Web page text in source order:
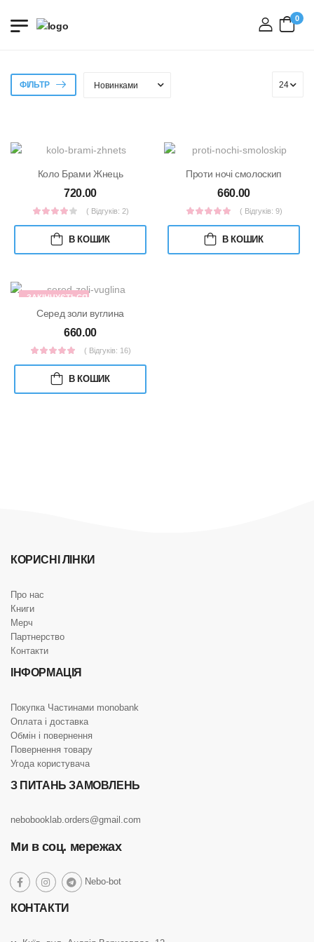
вхід
0
ФІЛЬТР
Коло Брами Жнець
720.00
( Відгуків: 2)
В КОШИК
Проти ночі смолоскип
660.00
( Відгуків: 9)
В КОШИК
ЗАКІНЧУЄТЬСЯ
Серед золи вуглина
660.00
( Відгуків: 16)
В КОШИК
КОРИСНІ ЛІНКИ
Про нас
Книги
Мерч
Партнерство
Контакти
ІНФОРМАЦІЯ
Покупка Частинами monobank
Оплата і доставка
Обмін і повернення
Повернення товару
Угода користувача
З ПИТАНЬ ЗАМОВЛЕНЬ
nebobooklab.orders@gmail.com
Ми в соц. мережах
social social socialNebo-botsocial
КОНТАКТИ